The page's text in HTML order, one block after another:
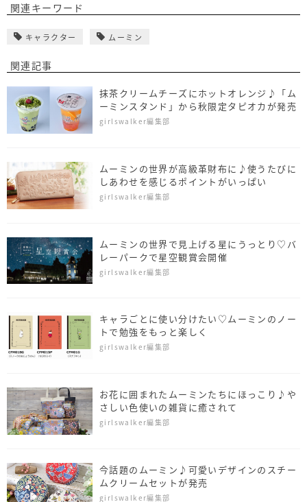
関連キーワード
キャラクター ムーミン
関連記事
抹茶クリームチーズにホットオレンジ♪「ム
ーミンスタンド」から秋限定タピオカが発売
girlswalker編集部
ムーミンの世界が高級革財布に♪使うたびに
しあわせを感じるポイントがいっぱい
girlswalker編集部
ムーミンの世界で見上げる星にうっとり♡バ
レーパークで星空観賞会開催
girlswalker編集部
キャラごとに使い分けたい♡ムーミンのノー
トで勉強をもっと楽しく
girlswalker編集部
お花に囲まれたムーミンたちにほっこり♪や
さしい色使いの雑貨に癒されて
girlswalker編集部
今話題のムーミン♪可愛いデザインのスチー
ムクリームセットが発売
girlswalker編集部